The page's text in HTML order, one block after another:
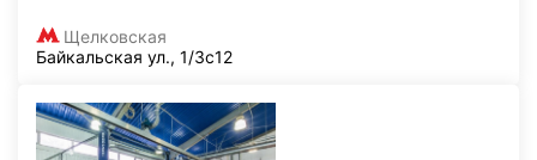
Щелковская
Байкальская ул., 1/3с12